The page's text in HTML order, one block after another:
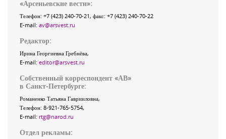
«Арсеньевские вести»:
Телефон: +7 (423) 240-70-21, факс: +7 (423) 240-70-22
E-mail: av@arsvest.ru
Редактор:
Ирина Георгиевна Гребнёва,
E-mail: editor@arsvest.ru
Собственный корреспондент «АВ»
в Санкт-Петербурге:
Романенко Татьяна Гаврииловна,
Телефон: 8-921-765-5754,
E-mail: rtg@narod.ru
Отдел рекламы: